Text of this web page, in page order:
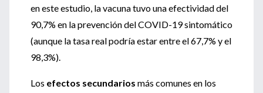
en este estudio, la vacuna tuvo una efectividad del
90,7% en la prevención del COVID-19 sintomático
(aunque la tasa real podría estar entre el 67,7% y el
98,3%).
Los efectos secundarios más comunes en los